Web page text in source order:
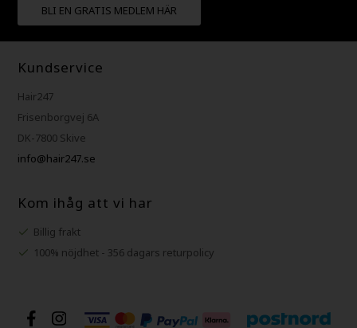
BLI EN GRATIS MEDLEM HÄR
Kundservice
Hair247
Frisenborgvej 6A
DK-7800 Skive
info@hair247.se
Kom ihåg att vi har
Billig frakt
100% nöjdhet - 356 dagars returpolicy